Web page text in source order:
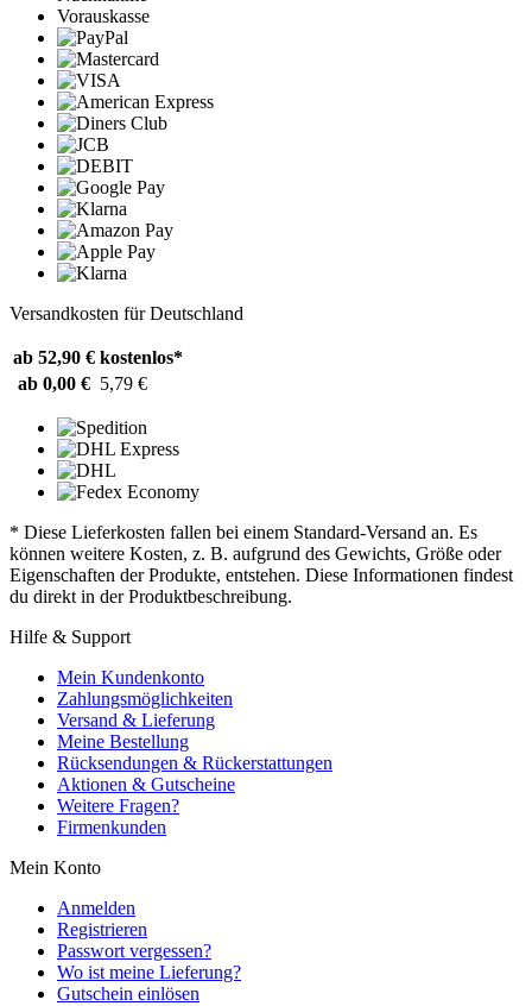
Vorauskasse
Versandkosten für Deutschland
ab 52,90 € kostenlos*
ab 0,00 € 5,79 €
* Diese Lieferkosten fallen bei einem Standard-Versand an. Es
können weitere Kosten, z. B. aufgrund des Gewichts, Größe oder
Eigenschaften der Produkte, entstehen. Diese Informationen findest
du direkt in der Produktbeschreibung.
Hilfe & Support
Mein Kundenkonto
Zahlungsmöglichkeiten
Versand & Lieferung
Meine Bestellung
Rücksendungen & Rückerstattungen
Aktionen & Gutscheine
Weitere Fragen?
Firmenkunden
Mein Konto
Anmelden
Registrieren
Passwort vergessen?
Wo ist meine Lieferung?
Gutschein einlösen